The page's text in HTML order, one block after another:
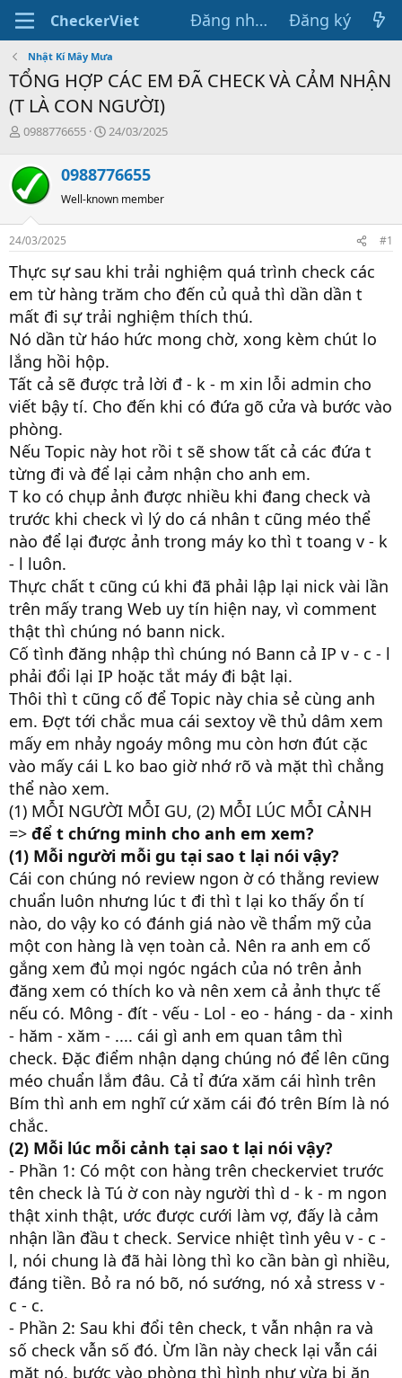
CheckerViet Đăng nhập Đăng ký
Nhật Kí Mây Mưa
TỔNG HỢP CÁC EM ĐÃ CHECK VÀ CẢM NHẬN
(T LÀ CON NGƯỜI)
T
r
e
a
s
t
r
t
e
r
0988776655
N
y
g
i
24/03/2025
0988776655
Well-known member
24/03/2025 #1
Thực sự sau khi trải nghiệm quá trình check các
em từ hàng trăm cho đến củ quả thì dần dần t
mất đi sự trải nghiệm thích thú.
Nó dần từ háo hức mong chờ, xong kèm chút lo
lắng hồi hộp.
Tất cả sẽ được trả lời đ - k - m xin lỗi admin cho
viết bậy tí. Cho đến khi có đứa gõ cửa và bước vào
phòng.
Nếu Topic này hot rồi t sẽ show tất cả các đứa t
từng đi và để lại cảm nhận cho anh em.
T ko có chụp ảnh được nhiều khi đang check và
trước khi check vì lý do cá nhân t cũng méo thể
nào để lại được ảnh trong máy ko thì t toang v - k
- l luôn.
Thực chất t cũng cú khi đã phải lập lại nick vài lần
trên mấy trang Web uy tín hiện nay, vì comment
thật thì chúng nó bann nick.
Cố tình đăng nhập thì chúng nó Bann cả IP v - c - l
phải đổi lại IP hoặc tắt máy đi bật lại.
Thôi thì t cũng cố để Topic này chia sẻ cùng anh
em. Đợt tới chắc mua cái sextoy về thủ dâm xem
mấy em nhảy ngoáy mông mu còn hơn đút cặc
vào mấy cái L ko bao giờ nhớ rõ và mặt thì chẳng
thể nào xem.
(1) MỖI NGƯỜI MỖI GU, (2) MỖI LÚC MỖI CẢNH
=> để t chứng minh cho anh em xem?
(1) Mỗi người mỗi gu tại sao t lại nói vậy?
Cái con chúng nó review ngon ờ có thằng review
chuẩn luôn nhưng lúc t đi thì t lại ko thấy ổn tí
nào, do vậy ko có đánh giá nào về thẩm mỹ của
một con hàng là vẹn toàn cả. Nên ra anh em cố
gắng xem đủ mọi ngóc ngách của nó trên ảnh
đăng xem có thích ko và nên xem cả ảnh thực tế
nếu có. Mông - đít - vếu - Lol - eo - háng - da - xinh
- hăm - xăm - .... cái gì anh em quan tâm thì
check. Đặc điểm nhận dạng chúng nó để lên cũng
méo chuẩn lắm đâu. Cả tỉ đứa xăm cái hình trên
Bím thì anh em nghĩ cứ xăm cái đó trên Bím là nó
chắc.
(2) Mỗi lúc mỗi cảnh tại sao t lại nói vậy?
- Phần 1: Có một con hàng trên checkerviet trước
tên check là Tú ờ con này người thì d - k - m ngon
thật xinh thật, ước được cưới làm vợ, đấy là cảm
nhận lần đầu t check. Service nhiệt tình yêu v - c -
l, nói chung là đã hài lòng thì ko cần bàn gì nhiều,
đáng tiền. Bỏ ra nó bõ, nó sướng, nó xả stress v -
c - c.
- Phần 2: Sau khi đổi tên check, t vẫn nhận ra và
số check vẫn số đó. Ừm lần này check lại vẫn cái
mặt nó, bước vào phòng thì hình như vừa bị ăn